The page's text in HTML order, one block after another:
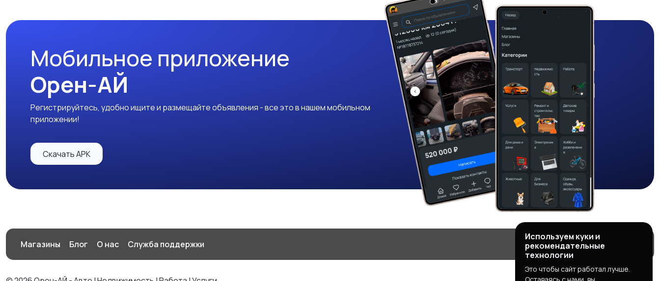
Мобильное приложение
Орен-АЙ
Регистрируйтесь, удобно ищите и размещайте объявления - все это в нашем мобильном
приложении!
Скачать APK
Магазины Блог О нас Служба поддержки
Используем куки и
рекомендательные
технологии
Это чтобы сайт работал лучше.